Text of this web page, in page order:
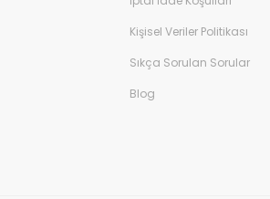
Kişisel Veriler Politikası
Sıkça Sorulan Sorular
Blog